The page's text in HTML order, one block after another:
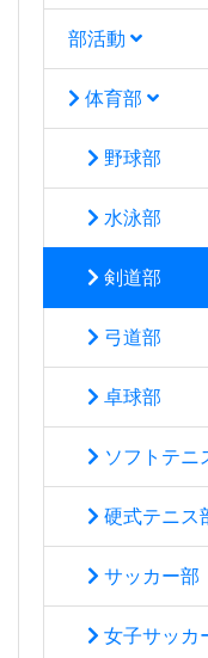
部活動
体育部
野球部
水泳部
剣道部
弓道部
卓球部
ソフトテニ
硬式テニス
サッカー部
女子サッカ